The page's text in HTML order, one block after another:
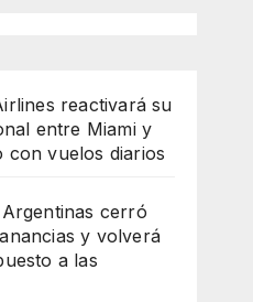
reactivará su
entre Miami y
con vuelos diarios
cerró
y volverá
a las